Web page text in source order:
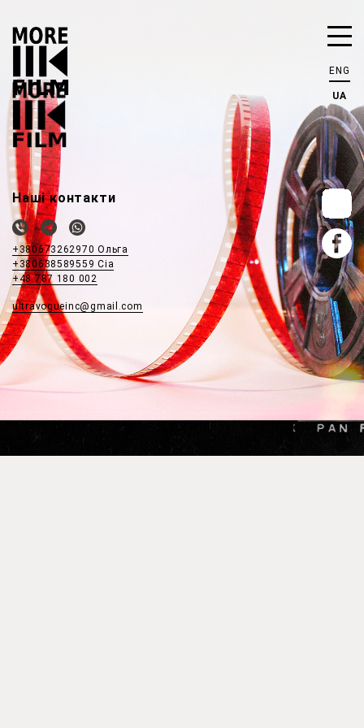
ENG
UA
Наші контакти
+380673262970 Ольга
+380638589559 Сіа
+48 787 180 002
ultravogueinc@gmail.com